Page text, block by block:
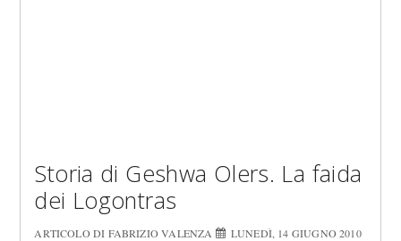
Storia di Geshwa Olers. La faida
dei Logontras
ARTICOLO DI FABRIZIO VALENZA LUNEDÌ, 14 GIUGNO 2010